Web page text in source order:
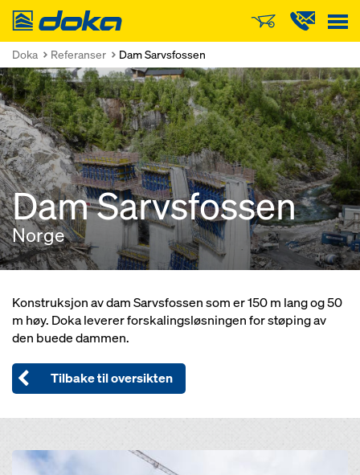
Doka
Doka Referanser Dam Sarvsfossen
Dam Sarvsfossen
Norge
Konstruksjon av dam Sarvsfossen som er 150 m lang og 50
m høy. Doka leverer forskalingsløsningen for støping av
den buede dammen.
Tilbake til oversikten
Open